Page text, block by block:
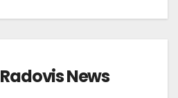
Radovis News